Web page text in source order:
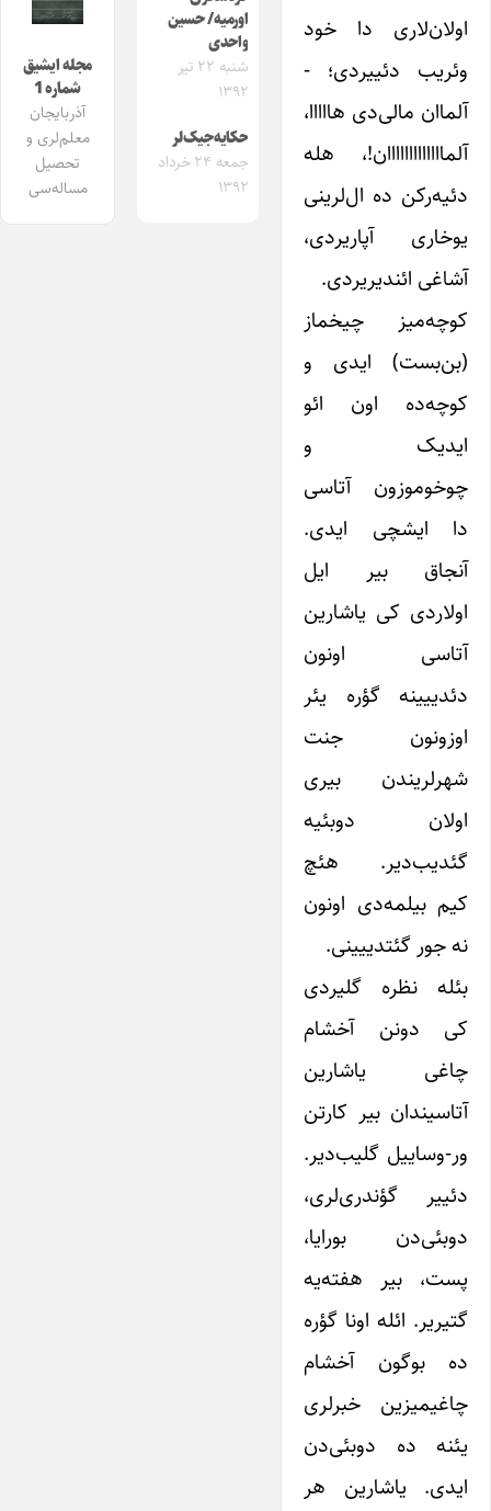
اولان‌لاری دا خود
وئریب دئییردی؛ -‌
آلماان مالی‌دی هااااا،
آلمااااااااااااان!، هله
دئیه‌رکن‌ ده ال‌لرینی
یوخاری آپاریردی،
آشاغی ائندیریردی.
کوچه‌میز چیخماز
(بن‌بست) ایدی و
کوچه‌ده اون ائو
ایدیک و
چوخوموزون آتاسی‌
دا ایشچی ایدی.
آنجاق بیر ایل
اولاردی کی یاشارین
آتاسی اونون
دئدییینه گؤره یئر
اوزونون جنت
شهرلریندن بیری
اولان دوبئیه
گئدیب‌دیر. هئچ
کیم بیلمه‌دی اونون
نه جور گئتدییینی.
بئله نظره گلیردی
کی دونن آخشام
چاغی یاشارین
آتاسیندان بیر کارتن
ور-وساییل گلیب‌دیر.
دئییر گؤندری‌لری،
دوبئی‌دن بورایا،
پست، بیر هفته‌یه
گتیریر. ائله اونا گؤره
ده بوگون آخشام
چاغیمیزین خبرلری
یئنه ده دوبئی‌دن
ایدی. یاشارین هر
اورمیه/ حسین
واحدی
شنبه ۲۲ تیر
۱۳۹۲
حکایه‌جیک‌لر
جمعه ۲۴ خرداد
۱۳۹۲
مجله ایشیق
شماره 1
آذربایجان
معلم‌لری و
تحصیل
مساله‌سی